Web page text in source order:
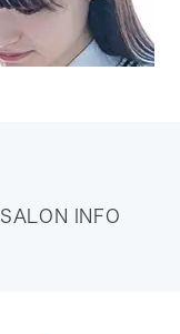
SALON INFO